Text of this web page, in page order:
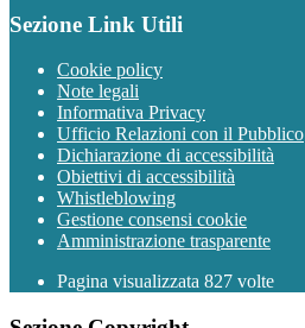
Sezione Link Utili
Cookie policy
Note legali
Informativa Privacy
Ufficio Relazioni con il Pubblico
Dichiarazione di accessibilità
Obiettivi di accessibilità
Whistleblowing
Gestione consensi cookie
Amministrazione trasparente
Pagina visualizzata 827 volte